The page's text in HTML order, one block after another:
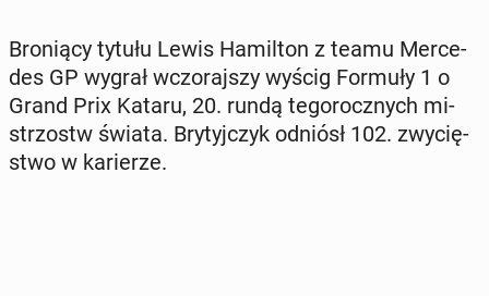
Bro­nią­cy tytułu Lewis Ha­mil­ton z teamu Mer­ce­
des GP wygrał wczo­raj­szy wyścig Formuły 1 o
Grand Prix Kataru, 20. rundą te­go­rocz­nych mi­
strzostw świata. Bry­tyj­czyk odniósł 102. zwy­cię­
stwo w ka­rie­rze.